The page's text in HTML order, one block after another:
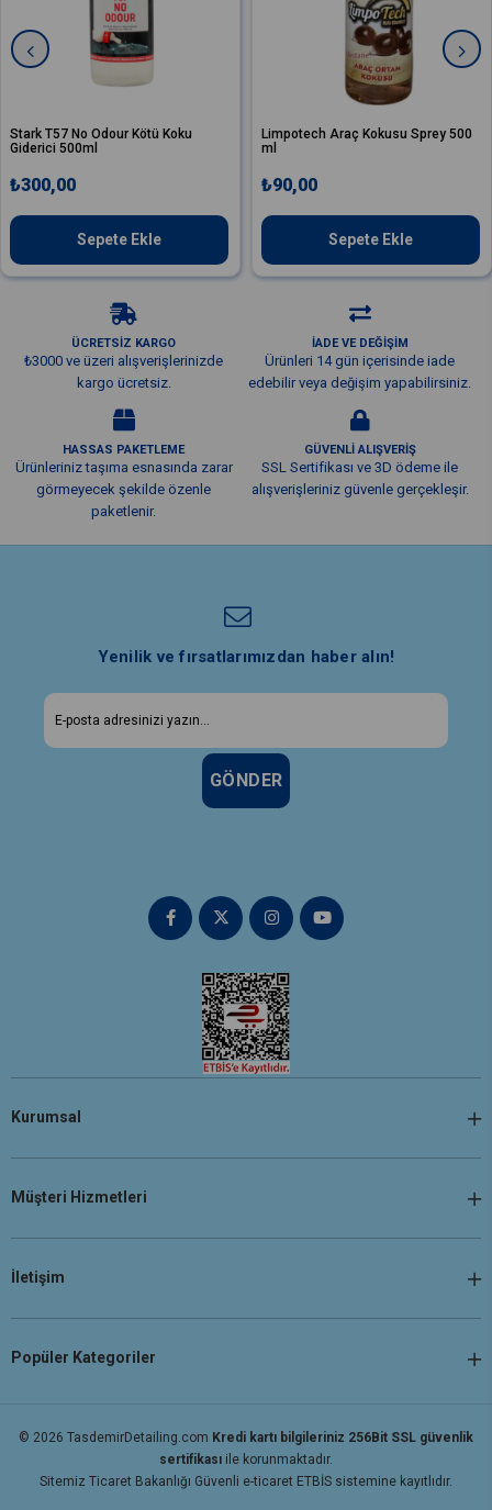
No Odour Kötü Koku
500ml
Sepete Ekle
Limpotech Araç Kokusu Sprey 500
₺90,00
Sepete Ekle
Valet
ÜCRETSİZ KARGO
₺3000 ve üzeri alışverişlerinizde
kargo ücretsiz.
İADE VE DEĞİŞİM
Ürünleri 14 gün içerisinde iade
edebilir veya değişim yapabilirsiniz.
HASSAS PAKETLEME
Ürünleriniz taşıma esnasında zarar
görmeyecek şekilde özenle
paketlenir.
GÜVENLİ ALIŞVERİŞ
SSL Sertifikası ve 3D ödeme ile
alışverişleriniz güvenle gerçekleşir.
Yenilik ve fırsatlarımızdan haber alın!
GÖNDER
Kurumsal
Müşteri Hizmetleri
İletişim
Popüler Kategoriler
© 2026 TasdemirDetailing.com Kredi kartı bilgileriniz 256Bit SSL güvenlik
sertifikası ile korunmaktadır.
Sitemiz Ticaret Bakanlığı Güvenli e-ticaret ETBİS sistemine kayıtlıdır.